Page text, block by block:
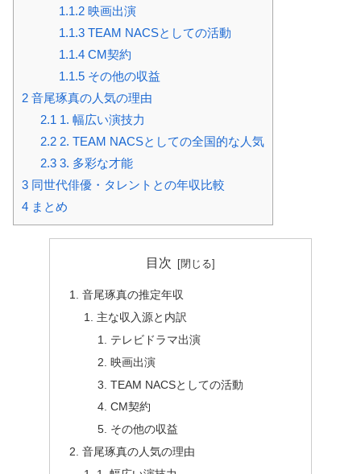
1.1.2映画出演
1.1.3TEAM NACSとしての活動
1.1.4CM契約
1.1.5その他の収益
2 音尾琢真の人気の理由
2.1 1. 幅広い演技力
2.22. TEAM NACSとしての全国的な人気
2.33. 多彩な才能
3 同世代俳優・タレントとの年収比較
4 まとめ
目次
音尾琢真の推定年収
主な収入源と内訳
テレビドラマ出演
映画出演
TEAM NACSとしての活動
CM契約
その他の収益
音尾琢真の人気の理由